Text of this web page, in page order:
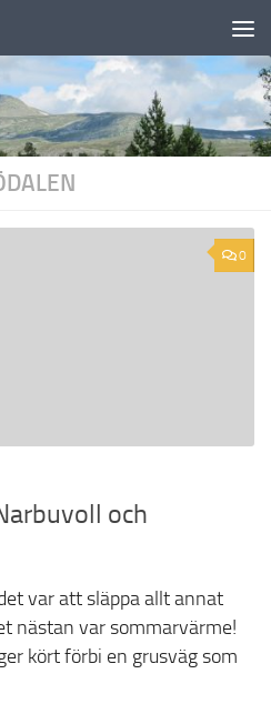
0
och
var att släppa allt annat
nästan var sommarvärme!
kört förbi en grusväg som